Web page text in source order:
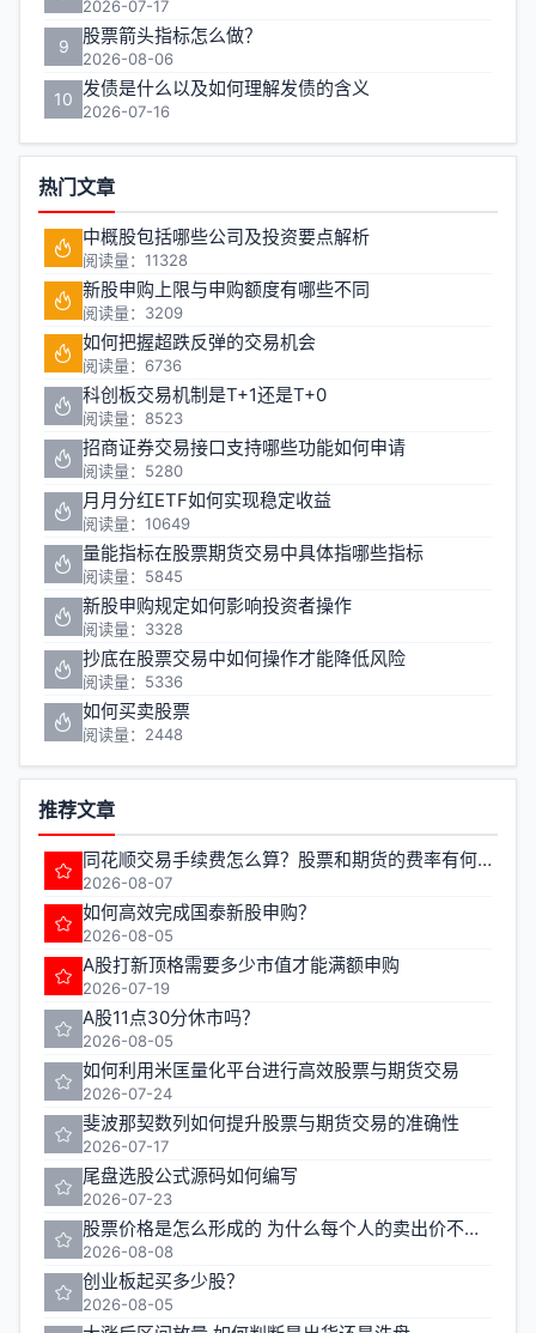
2026-07-17
9 股票箭头指标怎么做？
2026-08-06
10 发债是什么以及如何理解发债的含义
2026-07-16
热门文章
中概股包括哪些公司及投资要点解析
阅读量：11328
新股申购上限与申购额度有哪些不同
阅读量：3209
如何把握超跌反弹的交易机会
阅读量：6736
科创板交易机制是T+1还是T+0
阅读量：8523
招商证券交易接口支持哪些功能如何申请
阅读量：5280
月月分红ETF如何实现稳定收益
阅读量：10649
量能指标在股票期货交易中具体指哪些指标
阅读量：5845
新股申购规定如何影响投资者操作
阅读量：3328
抄底在股票交易中如何操作才能降低风险
阅读量：5336
如何买卖股票
阅读量：2448
推荐文章
同花顺交易手续费怎么算？股票和期货的费率有何不同？
2026-08-07
如何高效完成国泰新股申购？
2026-08-05
A股打新顶格需要多少市值才能满额申购
2026-07-19
A股11点30分休市吗？
2026-08-05
如何利用米匡量化平台进行高效股票与期货交易
2026-07-24
斐波那契数列如何提升股票与期货交易的准确性
2026-07-17
尾盘选股公式源码如何编写
2026-07-23
股票价格是怎么形成的 为什么每个人的卖出价不一样
2026-08-08
创业板起买多少股？
2026-08-05